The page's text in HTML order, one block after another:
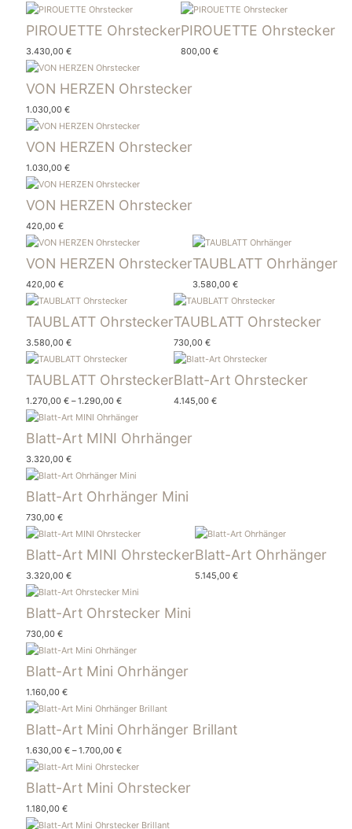
PIROUETTE Ohrstecker
3.430,00 €
PIROUETTE Ohrstecker
800,00 €
VON HERZEN Ohrstecker
1.030,00 €
VON HERZEN Ohrstecker
1.030,00 €
VON HERZEN Ohrstecker
420,00 €
VON HERZEN Ohrstecker
420,00 €
TAUBLATT Ohrhänger
3.580,00 €
TAUBLATT Ohrstecker
3.580,00 €
TAUBLATT Ohrstecker
730,00 €
TAUBLATT Ohrstecker
1.270,00 €–1.290,00 €
Blatt-Art Ohrstecker
4.145,00 €
Blatt-Art MINI Ohrhänger
3.320,00 €
Blatt-Art Ohrhänger Mini
730,00 €
Blatt-Art MINI Ohrstecker
3.320,00 €
Blatt-Art Ohrhänger
5.145,00 €
Blatt-Art Ohrstecker Mini
730,00 €
Blatt-Art Mini Ohrhänger
1.160,00 €
Blatt-Art Mini Ohrhänger Brillant
1.630,00 €–1.700,00 €
Blatt-Art Mini Ohrstecker
1.180,00 €